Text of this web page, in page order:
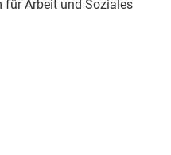
für Arbeit und Soziales